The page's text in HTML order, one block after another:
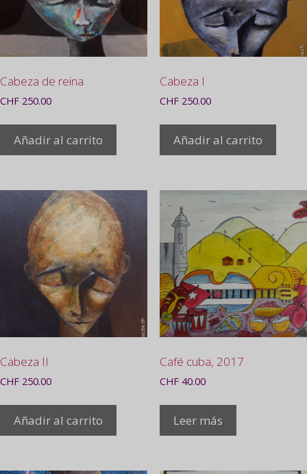
Cabeza de reina
CHF 250.00
Añadir al carrito
Cabeza I
CHF250.00
Añadir al carrito
Cabeza II
CHF 250.00
Añadir al carrito
Café cuba, 2017
CHF40.00
Leer más